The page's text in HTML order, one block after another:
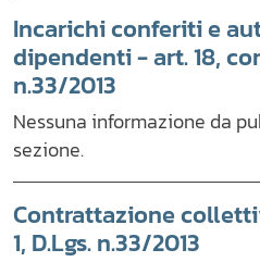
Incarichi conferiti e
dipendenti - art. 18,
n.33/2013
Nessuna informazione da
sezione.
Contrattazione
1, D.Lgs. n.33/2013